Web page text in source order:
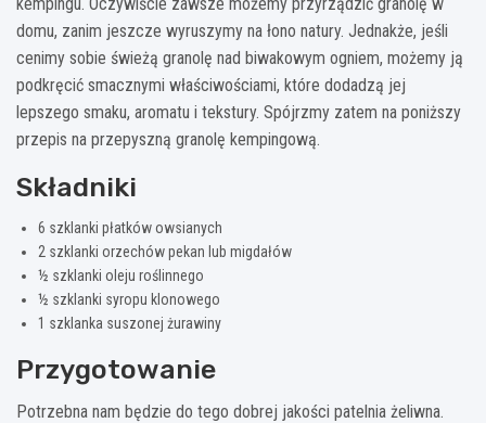
domu, zanim jeszcze wyruszymy na łono natury. Jednakże, jeśli
cenimy sobie świeżą granolę nad biwakowym ogniem, możemy ją
podkręcić smacznymi właściwościami, które dodadzą jej
lepszego smaku, aromatu i tekstury. Spójrzmy zatem na poniższy
przepis na przepyszną granolę kempingową.
Składniki
6 szklanki płatków owsianych
2 szklanki orzechów pekan lub migdałów
½ szklanki oleju roślinnego
½ szklanki syropu klonowego
1 szklanka suszonej żurawiny
Przygotowanie
Potrzebna nam będzie do tego dobrej jakości patelnia żeliwna.